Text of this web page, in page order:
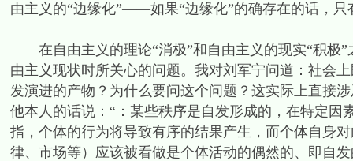
由主义的“边缘化”——如果“边缘化”的确存在的话，只
在自由主义的理论“消极”和自由主义的现实“积极”
由主义现状时所关心的问题。我对刘军宁问道：社会
发演进的产物？为什么要问这个问题？这实际上直接
他本人的话说：“：某些秩序是自发形成的，在特定
指，个体的行为将导致有序的结果产生，而个体自身
律、市场等）应该被看做是个体活动的偶然的、即自